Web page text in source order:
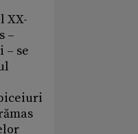
XX-
–
– se